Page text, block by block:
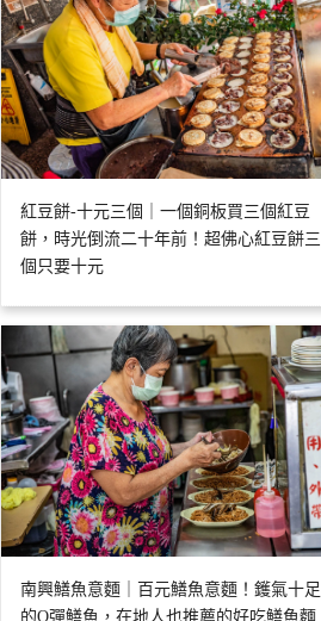
紅豆餅-十元三個｜一個銅板買三個紅豆
餅，時光倒流二十年前！超佛心紅豆餅三
個只要十元
南興鱔魚意麵｜百元鱔魚意麵！鑊氣十足
的Q彈鱔魚，在地人也推薦的好吃鱔魚麵